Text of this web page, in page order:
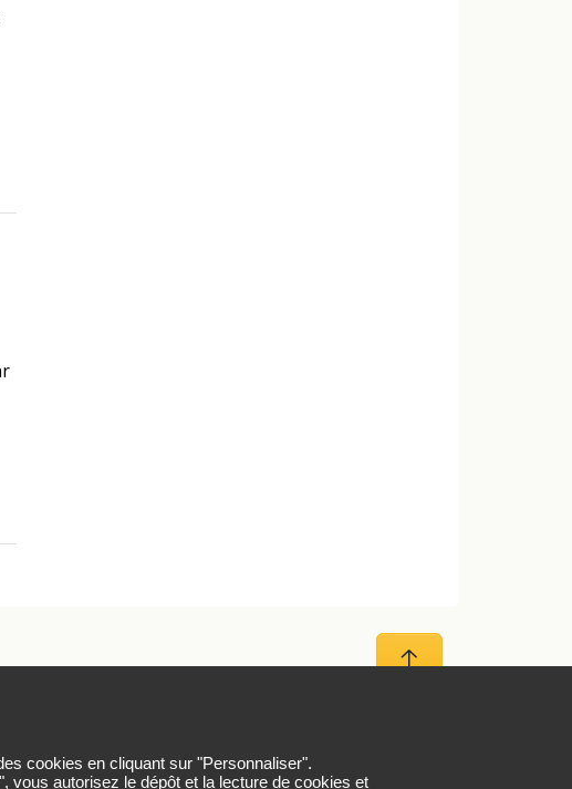
cookies en cliquant sur "Personnaliser".
vous autorisez le dépôt et la lecture de cookies et
contacter